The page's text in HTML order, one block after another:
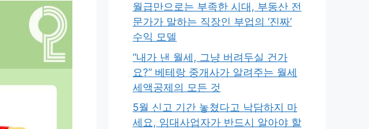
월급만으로는 부족한 시대, 부동산 전
문가가 말하는 직장인 부업의 ‘진짜’
수익 모델
“내가 낸 월세, 그냥 버려두실 건가
요?” 베테랑 중개사가 알려주는 월세
세액공제의 모든 것
5월 신고 기간 놓쳤다고 낙담하지 마
세요, 임대사업자가 반드시 알아야 할